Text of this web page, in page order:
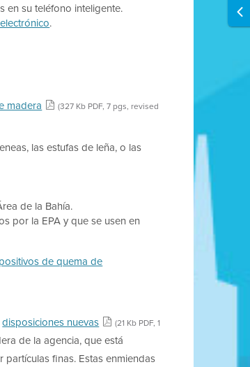
en su teléfono inteligente.
.
madera
(327 Kb PDF, 7 pgs, revised
las estufas de leña, o las
de la Bahía.
por la EPA y que se usen en
de quema de
disposiciones nuevas
(21 Kb PDF, 1
de la agencia, que está
finas. Estas enmiendas